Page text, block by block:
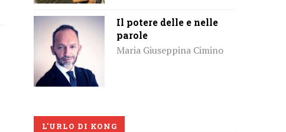
Il potere delle e nelle
parole
Maria Giuseppina Cimino
L'URLO DI KONG